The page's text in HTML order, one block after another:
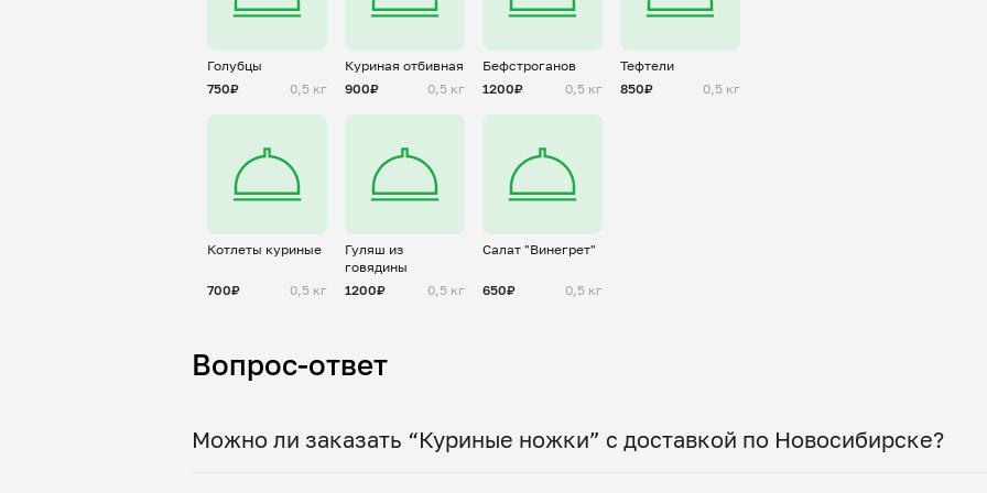
Голубцы
750₽
0,5 кг
Куриная отбивная
900₽
0,5 кг
Бефстроганов
1200₽
0,5 кг
Тефтели
850₽
0,5 кг
Котлеты куриные
700₽ 0,5 кг
Гуляш из
говядины
1200₽
0,5 кг
Салат "Винегрет"
650₽ 0,5 кг
Вопрос-ответ
Можно ли заказать “Куриные ножки” с доставкой по Новосибирске?